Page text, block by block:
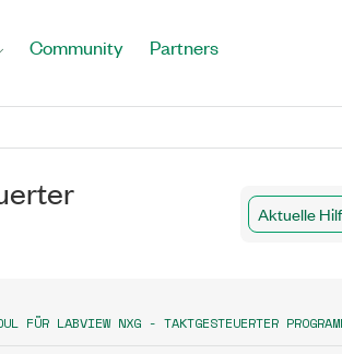
Community Partners
Aktuelle
FÜR LABVIEW NXG - TAKTGESTEUERTER